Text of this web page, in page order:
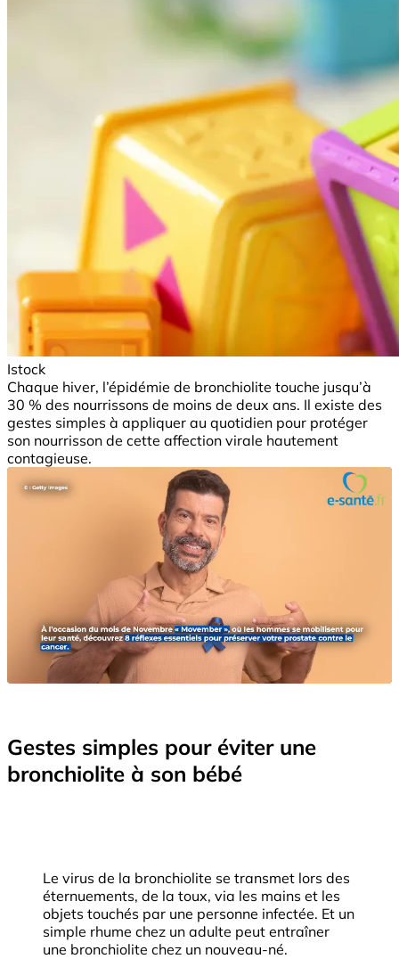
Istock
Chaque hiver, l’épidémie de bronchiolite touche jusqu’à
30 % des nourrissons de moins de deux ans. Il existe des
gestes simples à appliquer au quotidien pour protéger
son nourrisson de cette affection virale hautement
contagieuse.
Gestes simples pour éviter une
bronchiolite à son bébé
Le virus de la bronchiolite se transmet lors des
éternuements, de la toux, via les mains et les
objets touchés par une personne infectée. Et un
simple rhume chez un adulte peut entraîner
une bronchiolite chez un nouveau-né.